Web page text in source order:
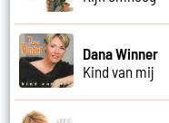
Dana Winner
Kind van mij